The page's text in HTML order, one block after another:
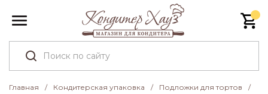
Главная / Кондитерская упаковка / Подложки для тортов
/